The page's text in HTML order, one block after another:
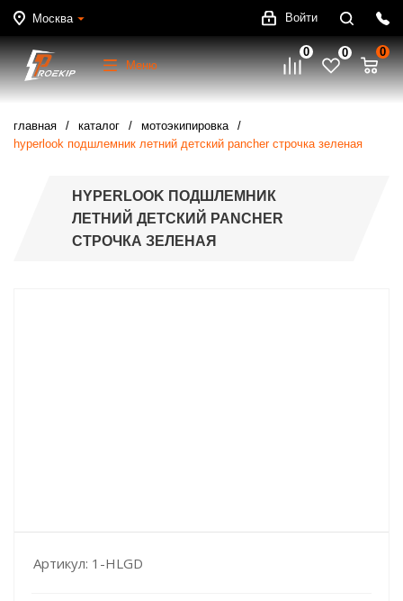
Москва Войти
Меню
0 0 0
главная каталог
мотоэкипировка
hyperlook подшлемник летний детский pancher строчка зеленая
HYPERLOOK ПОДШЛЕМНИК
ЛЕТНИЙ ДЕТСКИЙ PANCHER
СТРОЧКА ЗЕЛЕНАЯ
Артикул: 1-HLGD